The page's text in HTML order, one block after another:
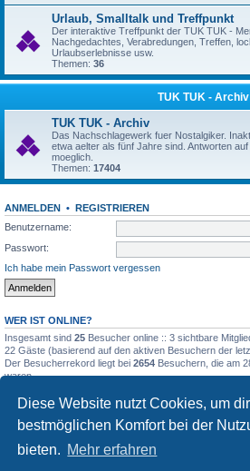
Diese Website nutzt Cookies, um
bestmöglichen Komfort bei der
bieten. Mehr erfahren
Urlaub, Smalltalk und Treffpunkt
Der interaktive Treffpunkt der TUK TUK -
Nachgedachtes, Verabredungen, Treffen,
Urlaubserlebnisse usw.
Themen: 36
TUK TUK - Archiv
TUK TUK - Archiv
Das Nachschlagewerk fuer Nostalgiker.
etwa aelter als fünf Jahre sind. Antworten
moeglich.
Themen: 17404
ANMELDEN • REGISTRIEREN
Benutzername:
Passwort:
Ich habe mein Passwort vergessen
WER IST ONLINE?
Insgesamt sind 25 Besucher online :: 3 sichtbare
22 Gäste (basierend auf den aktiven Besuchern der
Der Besucherrekord liegt bei 2654 Besuchern, die am
waren.
STATISTIK
Beiträge insgesamt161446• Themen insgesamt17948
neuestes Mitglied: